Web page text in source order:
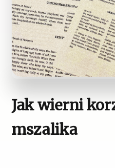
Jak wierni
mszalika